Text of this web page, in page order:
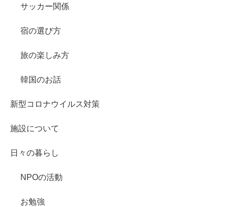
サッカー関係
宿の選び方
旅の楽しみ方
韓国のお話
新型コロナウイルス対策
施設について
日々の暮らし
NPOの活動
お勉強